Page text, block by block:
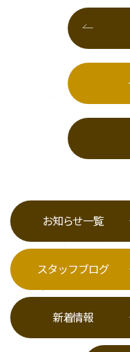
お知らせ一覧
スタッフブログ
新着情報